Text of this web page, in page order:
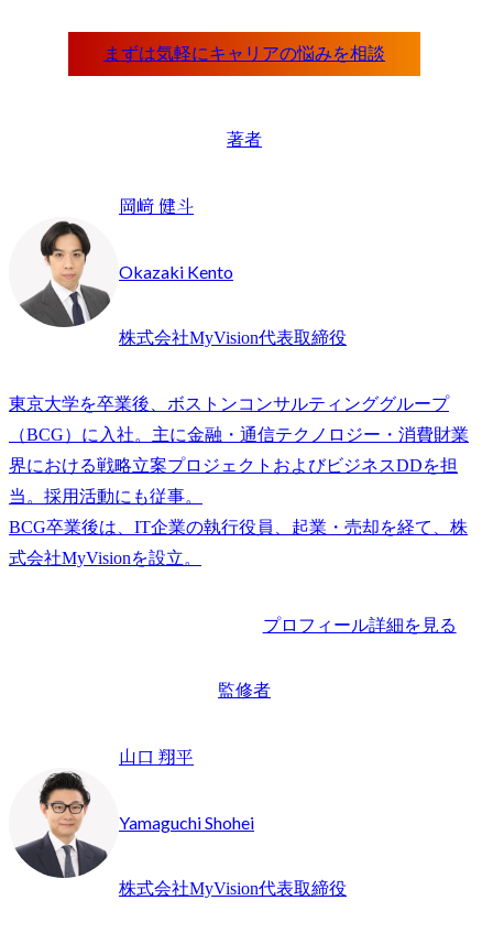
著者
岡﨑 健斗
Okazaki Kento
株式会社MyVision代表取締役
東京大学を卒業後、ボストンコンサルティンググループ
（BCG）に入社。主に金融・通信テクノロジー・消費財業
界における戦略立案プロジェクトおよびビジネスDDを担
当。採用活動にも従事。
BCG卒業後は、IT企業の執行役員、起業・売却を経て、株
プロフィール詳細を見る
監修者
山口 翔平
Yamaguchi Shohei
株式会社MyVision代表取締役